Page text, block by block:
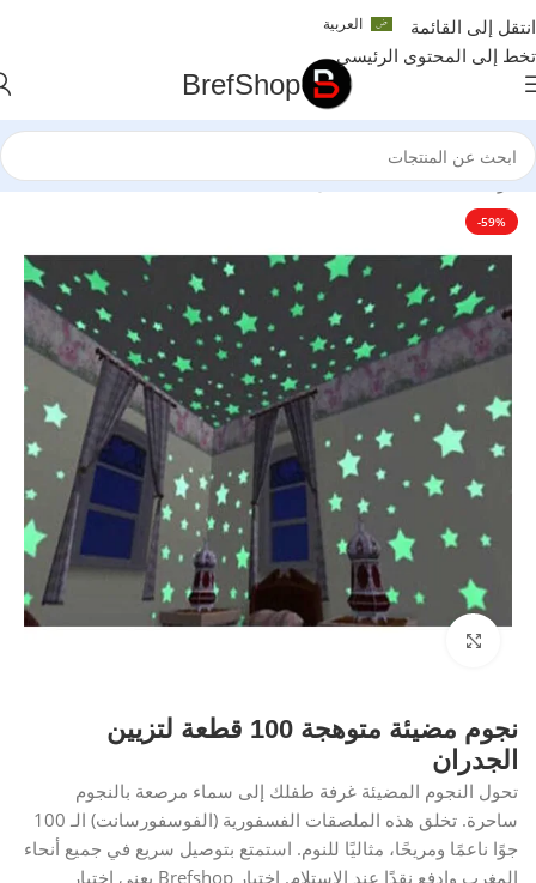
انتقل إلى القائمة
تخط إلى المحتوى الرئيسي
العربية
BrefShop
الرئيسية/أساسيات الأطفال
-59%
نجوم مضيئة متوهجة 100 قطعة لتزيين
الجدران
تحول النجوم المضيئة غرفة طفلك إلى سماء مرصعة بالنجوم
ساحرة. تخلق هذه الملصقات الفسفورية (الفوسفورسانت) الـ 100
جوًا ناعمًا ومريحًا، مثاليًا للنوم. استمتع بتوصيل سريع في جميع أنحاء
المغرب وادفع نقدًا عند الاستلام. اختيار Brefshop يعني اختيار